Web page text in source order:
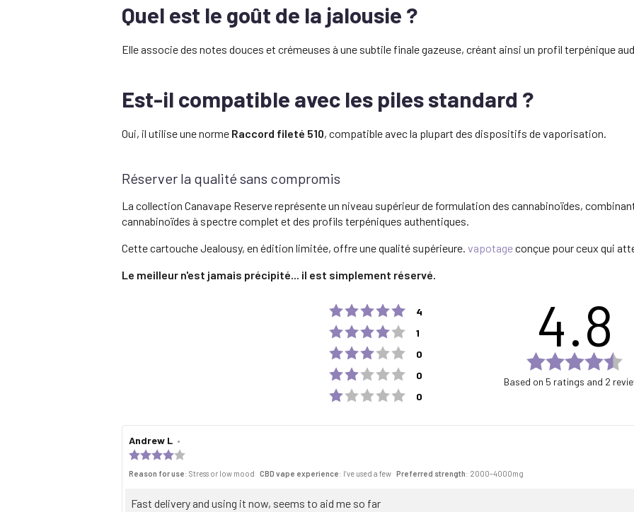
Quel est le goût de la jalousie ?
Elle associe des notes douces et crémeuses à une subtile finale gazeuse, créant ainsi un profil terpénique
Est-il compatible avec les piles standard ?
Oui, il utilise une norme Raccord fileté 510, compatible avec la plupart des dispositifs de vaporisation.
Réserver la qualité sans compromis
La collection Canavape Reserve représente un niveau supérieur de formulation des cannabinoïdes,
cannabinoïdes à spectre complet et des profils terpéniques authentiques.
Cette cartouche Jealousy, en édition limitée, offre une qualité supérieure. vapotageconçue pour ceux qui
Le meilleur n'est jamais précipité... il est simplement réservé.
Rating 5 out of 5 stars
4
Rating 4 out of 5 stars
1
Rating 3 out of 5 stars
0
Rating 2 out of 5 stars
0
Rating 1 out of 5 stars
0
4.8
5
Based on 5 ratings and 2
Review
author:
Andrew L •
date:
4.0
Reason for use: Stress or low mood CBD vape experience: I’ve used a few Preferred strength: 2000–4000mg
Review
Fast delivery and using it now, seems to aid me so far